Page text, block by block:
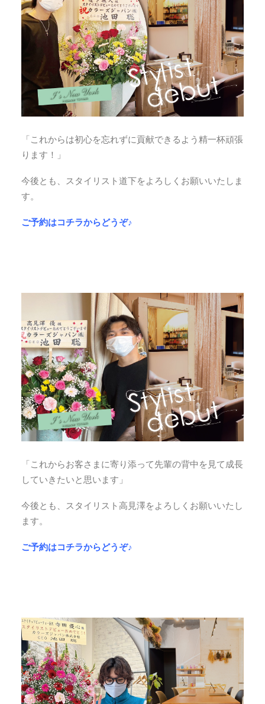
「これからは初心を忘れずに貢献できるよう精一杯頑張
ります！」
今後とも、スタイリスト道下をよろしくお願いいたしま
す。
ご予約はコチラからどうぞ♪
「これからお客さまに寄り添って先輩の背中を見て成長
していきたいと思います」
今後とも、スタイリスト高見澤をよろしくお願いいたし
ます。
ご予約はコチラからどうぞ♪